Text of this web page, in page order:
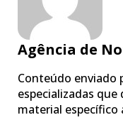
Agência de
Conteúdo enviado
especializadas
material específico